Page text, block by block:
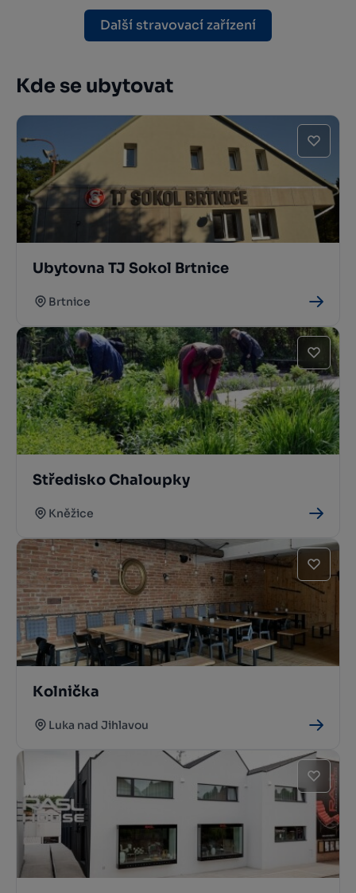
Další stravovací zařízení
Kde se ubytovat
Ubytovna TJ Sokol Brtnice
Brtnice
Středisko Chaloupky
Kněžice
Kolnička
Luka nad Jihlavou